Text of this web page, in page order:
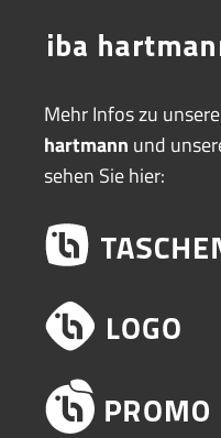
Mehr Infos zu
hartmann und
sehen Sie hier: